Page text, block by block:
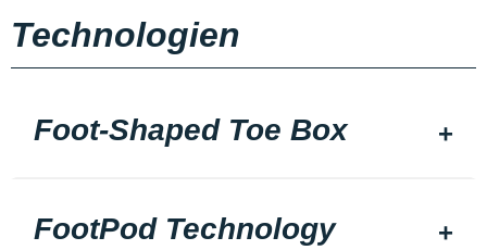
Technologien
Foot-Shaped Toe Box
FootPod Technology